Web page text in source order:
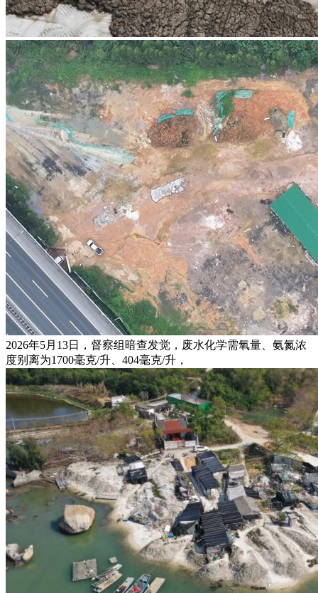
2026年5月13日，督察组暗查发觉，废水化学需氧量、氨氮浓
度别离为1700毫克/升、404毫克/升，